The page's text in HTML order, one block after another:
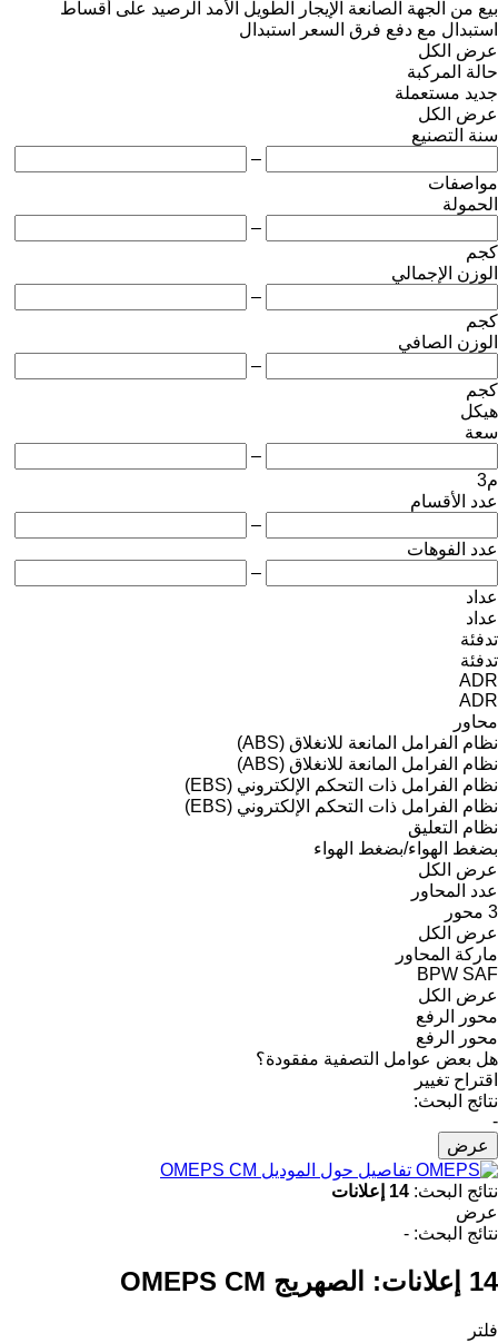
بيع من الجهة الصانعة الإيجار الطويل الأمد الرصيد على أقساط
استبدال مع دفع فرق السعر
استبدال
عرض الكل
حالة المركبة
جديد مستعملة
عرض الكل
سنة التصنيع
–
مواصفات
الحمولة
–
كجم
الوزن الإجمالي
–
كجم
الوزن الصافي
–
كجم
هيكل
سعة
–
م3
عدد الأقسام
–
عدد الفوهات
–
عداد
عداد
تدفئة
تدفئة
ADR
ADR
محاور
نظام الفرامل المانعة للانغلاق (ABS)
نظام الفرامل المانعة للانغلاق (ABS)
نظام الفرامل ذات التحكم الإلكتروني (EBS)
نظام الفرامل ذات التحكم الإلكتروني (EBS)
نظام التعليق
بضغط الهواء/بضغط الهواء
عرض الكل
عدد المحاور
3 محور
عرض الكل
ماركة المحاور
BPW SAF
عرض الكل
محور الرفع
محور الرفع
هل بعض عوامل التصفية مفقودة؟
اقتراح تغيير
نتائج البحث:
-
عرض
تفاصيل حول الموديل OMEPS CM
نتائج البحث: 14 إعلانات
عرض
نتائج البحث: -
14 إعلانات: الصهريج OMEPS CM
فلتر